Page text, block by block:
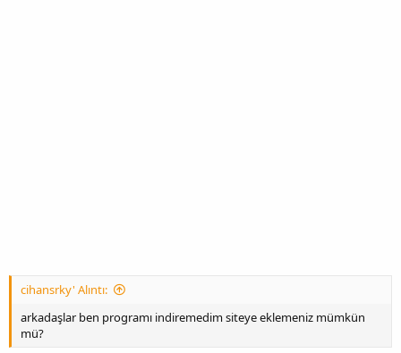
cihansrky' Alıntı:
arkadaşlar ben programı indiremedim siteye eklemeniz mümkün
mü?